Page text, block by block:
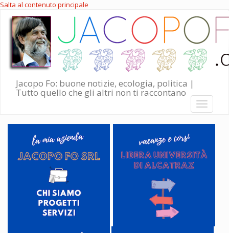
Salta al contenuto principale
Jacopo Fo: buone notizie, ecologia, politica |
Tutto quello che gli altri non ti raccontano
Toggle